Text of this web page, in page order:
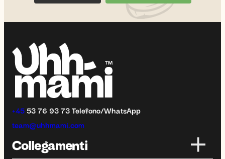
+45 53 76 93 73 Telefono/WhatsApp
team@uhhmami.com
Collegamenti